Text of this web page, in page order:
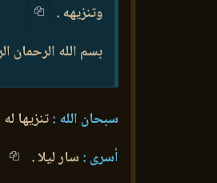
وتنزيهه .
بسم الله الرحمان
سبحان الله :تنزيها
أسرى : سار ليلا .